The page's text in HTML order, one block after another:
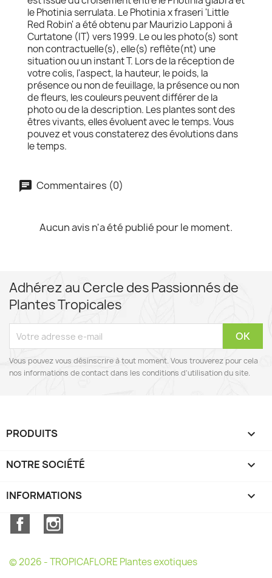
le Photinia serrulata. Le Photinia x fraseri 'Little
Red Robin' a été obtenu par Maurizio Lapponi à
Curtatone (IT) vers 1999. Le ou les photo(s) sont
non contractuelle(s), elle(s) reflète(nt) une
situation ou un instant T. Lors de la réception de
votre colis, l'aspect, la hauteur, le poids, la
présence ou non de feuillage, la présence ou non
de fleurs, les couleurs peuvent différer de la
photo ou de la description. Les plantes sont des
êtres vivants, elles évoluent avec le temps. Vous
pouvez et vous constaterez des évolutions dans
le temps.
Commentaires (0)
Aucun avis n'a été publié pour le moment.
Adhérez au Cercle des Passionnés de
Plantes Tropicales
Vous pouvez vous désinscrire à tout moment. Vous trouverez pour cela
nos informations de contact dans les conditions d'utilisation du site.
PRODUITS 
NOTRE SOCIÉTÉ 
INFORMATIONS keyboard_arrow_down
Facebook
© 2026 - TROPICAFLORE Plantes exotiques